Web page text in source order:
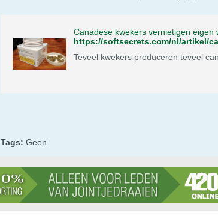
Canadese kwekers vernietigen eigen
https://softsecrets.com/nl/artikel/
Teveel kwekers produceren teveel
Tags: Geen